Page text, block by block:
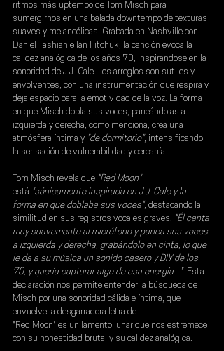
ritmos más uptempo de
Tom Misch para
sumergirnos en una balada downtempo de texturas
suaves y melancólicas. Grabada en Nashville con
Daniel Tashian e Ian Fitchuk, la canción evoca la
calidez analógica de los años 70, inspirándose en la
sonoridad de J.J. Cale. Los arreglos son sutiles y
envolventes, con una instrumentación que respira y
deja espacio para la emotividad de la voz. La forma
en que Misch dobla sus voces, paneándolas a
izquierda y derecha, como menciona, crea una
atmósfera íntima y "de dormitorio", intensificando
la sensación de vulnerabilidad y cercanía.
Tom Misch revela que "Red Moon"
está "sónicamente inspirada en J.J. Cale y la
forma en que doblaba sus voces", destacando la
similitud en sus registros vocales graves. "Él canta
muy suavemente al micrófono y panea sus voces
a izquierda y derecha, grabándolo en cinta, lo que
le da a su música un sonido casero y DIY de los
70, y quería capturar algo de esa energía...". Esta
declaración nos permite entender la búsqueda de
Misch por una sonoridad cálida e íntima, que
envuelve la desgarradora letra de
"Red Moon" es un lamento lunar que nos estremece
con su honestidad brutal y su calidez analógica.